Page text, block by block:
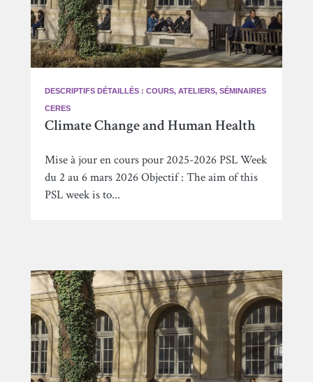
DESCRIPTIFS DÉTAILLÉS : COURS, ATELIERS, SÉMINAIRES
CERES
Climate Change and Human Health
Mise à jour en cours pour 2025-2026 PSL Week
du 2 au 6 mars 2026 Objectif : The aim of this
PSL week is to...